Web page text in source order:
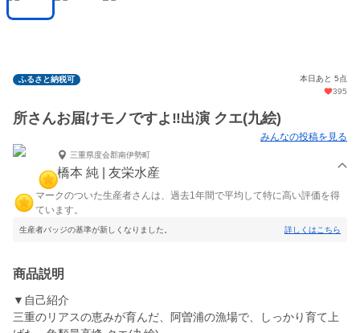
ふるさと納税可
本日あと 5点
395
所さんお届けモノですよ‼️出演 クエ(九絵)
みんなの投稿を見る
三重県度会郡南伊勢町
橋本 純 | 友栄水産
マークのついた生産者さんは、過去1年間で平均して特に高い評価を得
ています。
生産者バッジの基準が新しくなりました。 詳しくはこちら
商品説明
▼自己紹介
三重のリアスの恵みが育んだ、阿曽浦の漁場で、しっかり育て上